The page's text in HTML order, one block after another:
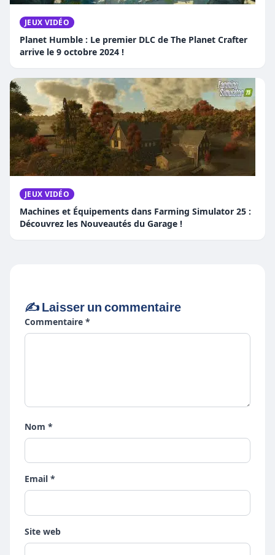
JEUX VIDÉO
Planet Humble : Le premier DLC de The Planet Crafter
arrive le 9 octobre 2024 !
JEUX VIDÉO
Machines et Équipements dans Farming Simulator 25 :
Découvrez les Nouveautés du Garage !
✍️ Laisser un commentaire
Commentaire *
Nom *
Email *
Site web